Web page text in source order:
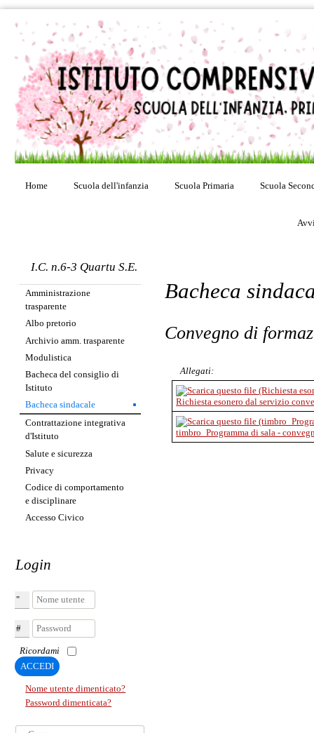
Home Scuola dell'infanzia Scuola Primaria Scuola
I.C. n.6-3 Quartu S.E.
Amministrazione
trasparente
Albo pretorio
Archivio amm. trasparente
Modulistica
Bacheca del consiglio di
Istituto
Bacheca sindacale
Contrattazione integrativa
d'Istituto
Salute e sicurezza
Privacy
Codice di comportamento
e disciplinare
Accesso Civico
Login
Nome utente
Password
Ricordami
ACCEDI
Nome utente dimenticato?
Password dimenticata?
Cerca...
Bacheca
Convegno di
Allegati:
Richiesta esonero dal servizio
timbro_Programma di sala -